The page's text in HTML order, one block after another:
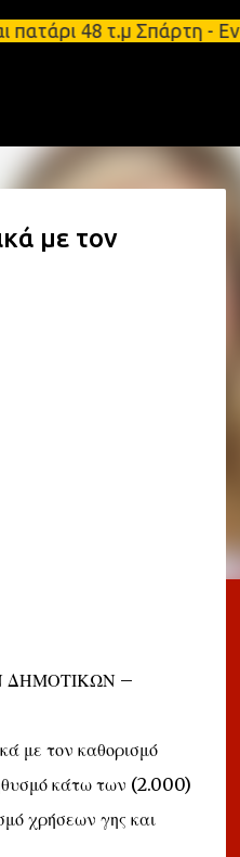
48 τ.μ Σπάρτη -
με τον
ΔΗΜΟΤΙΚΩΝ –
με τον καθορισμό
κάτω των (2.000)
χρήσεων γης και